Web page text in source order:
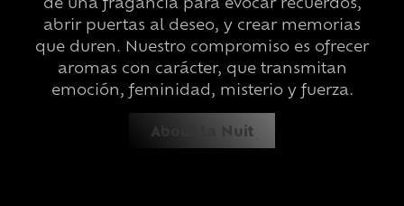
abrir puertas al deseo, y crear memorias
que duren. Nuestro compromiso es ofrecer
aromas con carácter, que transmitan
emoción, feminidad, misterio y fuerza.
About La Nuit